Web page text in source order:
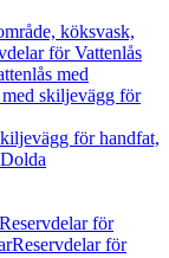
köksvask,
för Vattenlås
med
skiljevägg för
för handfat,
Reservdelar för
Reservdelar för